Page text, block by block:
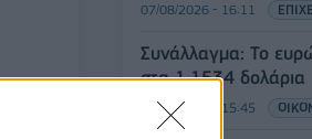
07/08/2026 - 16:11
Συνάλλαγμα: Το
στα 1,1534 δολάρια
07/08/2026 - 15:45